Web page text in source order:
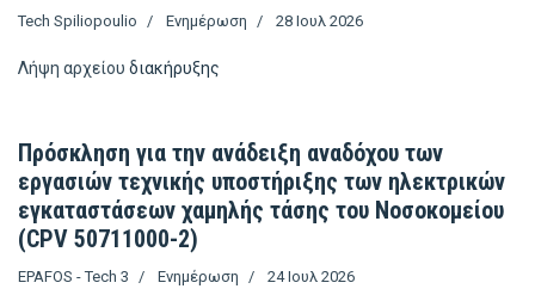
Tech Spiliopoulio Ενημέρωση 28 Ιουλ 2026
Λήψη αρχείου διακήρυξης
Πρόσκληση για την ανάδειξη αναδόχου των
εργασιών τεχνικής υποστήριξης των ηλεκτρικών
εγκαταστάσεων χαμηλής τάσης του Νοσοκομείου
(CPV 50711000-2)
EPAFOS - Tech 3 Ενημέρωση 24 Ιουλ 2026